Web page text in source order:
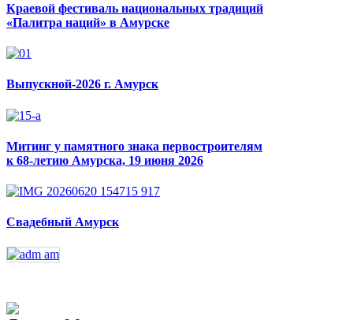
Краевой фестиваль национальных традиций
«Палитра наций» в Амурске
Выпускной-2026 г. Амурск
Митинг у памятного знака первостроителям
к 68-летию Амурска, 19 июня 2026
Свадебный Амурск